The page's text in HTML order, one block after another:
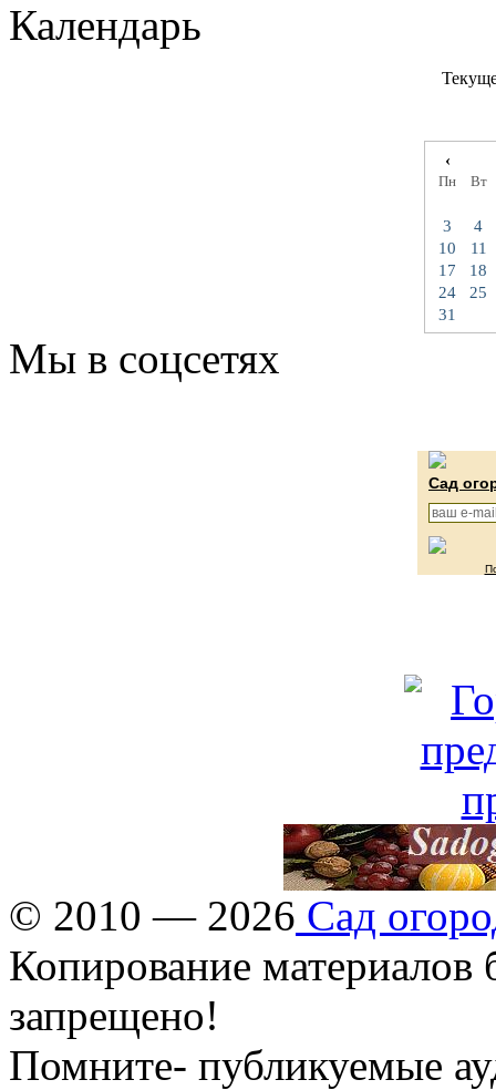
Календарь
‹
Пн Вт
3
4
10
11
17
18
24
25
31
Мы в соцсетях
Сад
© 2010 — 2026 Сад
Копирование материалов
запрещено!
Помните- публикуемые